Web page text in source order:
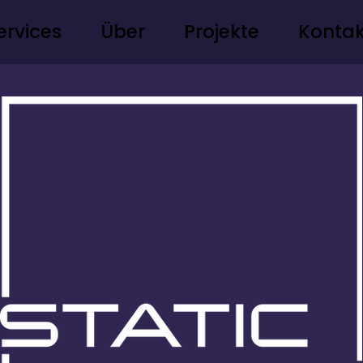
Über Projekte